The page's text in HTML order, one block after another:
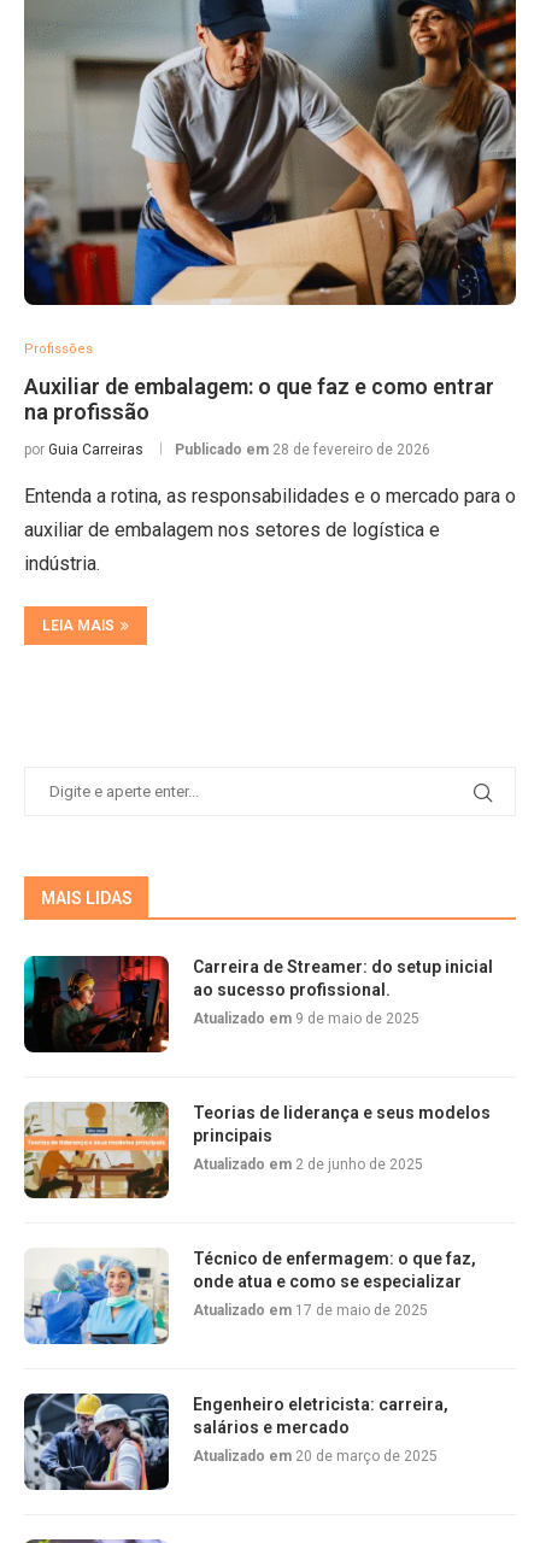
Profissões
Auxiliar de embalagem: o que faz e como entrar
na profissão
por Guia Carreiras Publicado em 28 de fevereiro de 2026
Entenda a rotina, as responsabilidades e o mercado para o
auxiliar de embalagem nos setores de logística e
indústria.
LEIA MAIS
MAIS LIDAS
Carreira de Streamer: do setup inicial
ao sucesso profissional.
Atualizado em 9 de maio de 2025
Teorias de liderança e seus modelos
principais
Atualizado em 2 de junho de 2025
Técnico de enfermagem: o que faz,
onde atua e como se especializar
Atualizado em 17 de maio de 2025
Engenheiro eletricista: carreira,
salários e mercado
Atualizado em 20 de março de 2025